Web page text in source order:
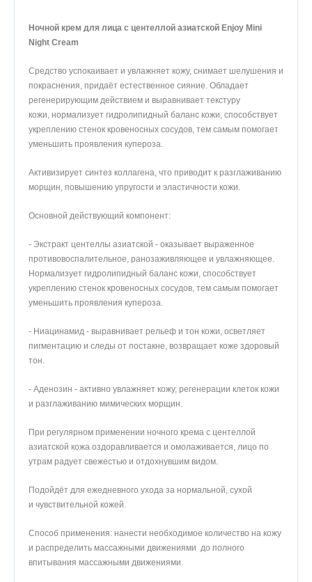
Телефон Whats’APP
Ночной крем для лица с центе­ллой азиатской Enjoy Mini
Night Cream
Средство успокаивает и увлажняет кожу, снимает шелу­шения и
покраснения, придаёт естественное сияние. Обладает
регенерирующим действием и выравнивает текстуру
кожи, нормализует гидролипидный баланс кожи, способствует
укреплению стенок кровеносных сосудов, тем самым помо­гает
уменьшить проявления купероза.
Акти­визирует синтез коллагена, что приводит к разгла­живанию
морщин, повышению упругости и эластично­сти кожи.
Основной действующий компонент:
- Экстракт центеллы азиатской - оказывает выраженное
противовоспалительное, рано­заживляющее и увлажняющее.
Нормализует гидролипидный баланс кожи, спо­собствует
укреплению стенок кровеносных сосудов, тем самым помо­гает
уменьшить проявления купероза.
- Ниацинамид - выравнивает рельеф и тон кожи, осветляет
пигментацию и следы от постакне, возвращает коже здоровый
тон.
- Аденозин - активно увлажняет кожу, регенерации клеток кожи
и разглаживанию мимических морщин.
При регулярном применении ночно­го крема с центеллой
азиатской кожа оздоравли­вается и омолаживается, лицо по
утрам радует све­жестью и отдохнувшим видом.
Подойдёт для ежедневного ухода за нормальной, сухой
и чувствительной кожей.
Способ применения: нанести необходимое количество на кожу
и распределить массажными движениями до полного
впитывания массажными движениями.